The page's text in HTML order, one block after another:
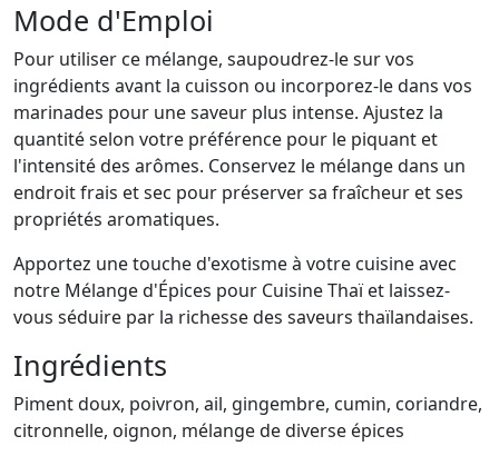
Mode d'Emploi
Pour utiliser ce mélange, saupoudrez-le sur vos
ingrédients avant la cuisson ou incorporez-le dans vos
marinades pour une saveur plus intense. Ajustez la
quantité selon votre préférence pour le piquant et
l'intensité des arômes. Conservez le mélange dans un
endroit frais et sec pour préserver sa fraîcheur et ses
propriétés aromatiques.
Apportez une touche d'exotisme à votre cuisine avec
notre Mélange d'Épices pour Cuisine Thaï et laissez-
vous séduire par la richesse des saveurs thaïlandaises.
Ingrédients
Piment doux, poivron, ail, gingembre, cumin, coriandre,
citronnelle, oignon, mélange de diverse épices